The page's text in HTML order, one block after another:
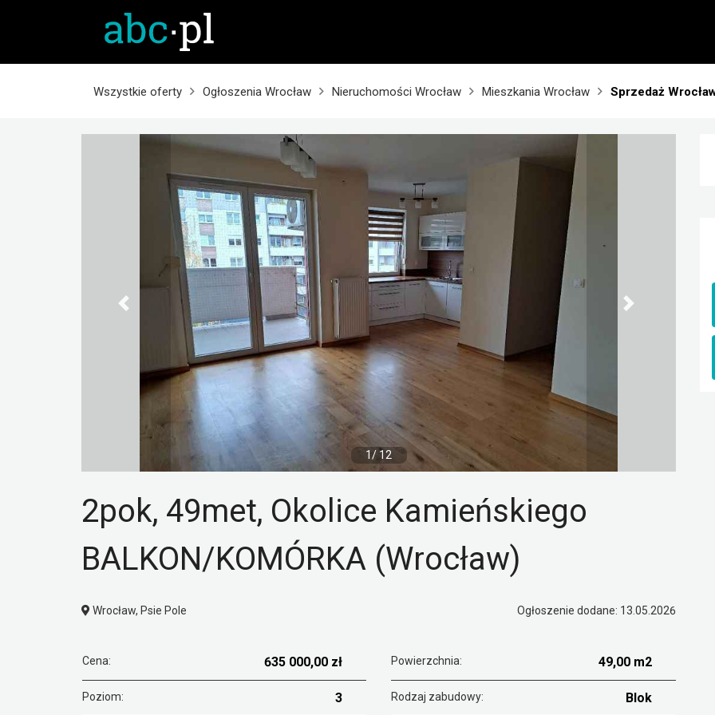
Wszystkie oferty Ogłoszenia Wrocław Nieruchomości Wrocław Mieszkania Wrocław Sprzedaż
1/ 12
2pok, 49met, Okolice Kamieńskiego
BALKON/KOMÓRKA (Wrocław)
Wrocław, Psie Pole Ogłoszenie dodane: 13.05.2026
Cena: 635 000,00 zł Powierzchnia: 49,00 m2
Poziom: 3 Rodzaj zabudowy: Blok